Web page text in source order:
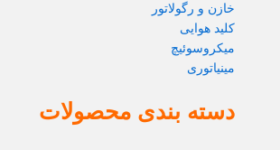
بندی محصولات